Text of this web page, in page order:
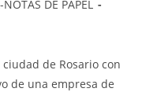
DE PAPEL
ciudad de Rosario con
de una empresa de